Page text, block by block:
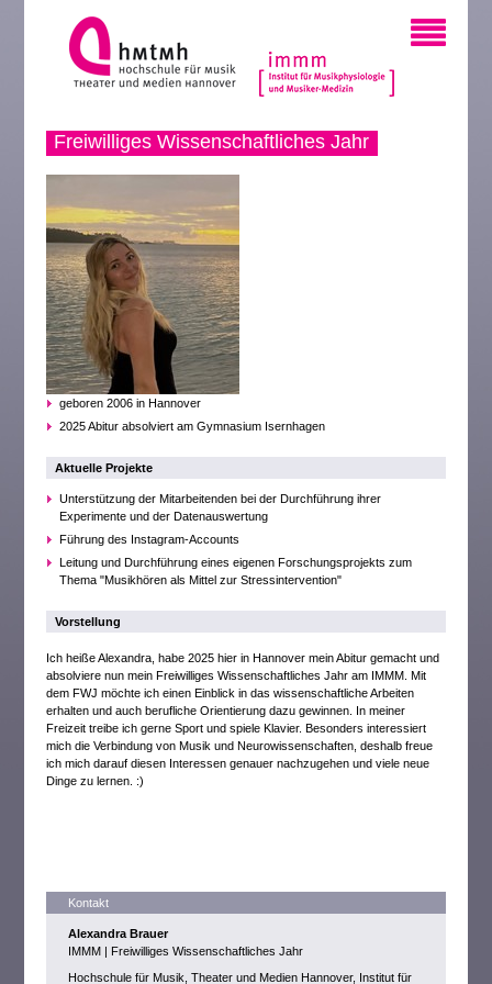
Freiwilliges Wissenschaftliches Jahr
geboren 2006 in Hannover
2025 Abitur absolviert am Gymnasium Isernhagen
Aktuelle Projekte
Unterstützung der Mitarbeitenden bei der Durchführung ihrer
Experimente und der Datenauswertung
Führung des Instagram-Accounts
Leitung und Durchführung eines eigenen Forschungsprojekts zum
Thema "Musikhören als Mittel zur Stressintervention"
Vorstellung
Ich heiße Alexandra, habe 2025 hier in Hannover mein Abitur gemacht und
absolviere nun mein Freiwilliges Wissenschaftliches Jahr am IMMM. Mit
dem FWJ möchte ich einen Einblick in das wissenschaftliche Arbeiten
erhalten und auch berufliche Orientierung dazu gewinnen. In meiner
Freizeit treibe ich gerne Sport und spiele Klavier. Besonders interessiert
mich die Verbindung von Musik und Neurowissenschaften, deshalb freue
ich mich darauf diesen Interessen genauer nachzugehen und viele neue
Dinge zu lernen. :)
Kontakt
Alexandra Brauer
IMMM | Freiwilliges Wissenschaftliches Jahr
Hochschule für Musik, Theater und Medien Hannover, Institut für